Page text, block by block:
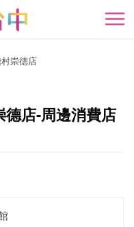
開
崇德店
店-周邊消費店